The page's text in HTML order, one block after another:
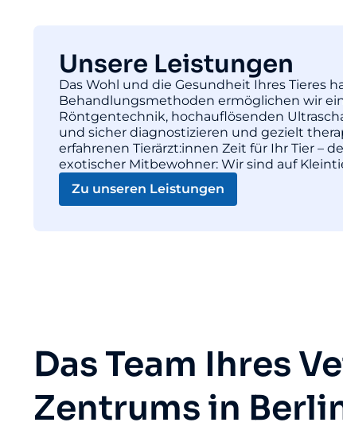
Unsere Leistungen
Das Wohl und die Gesundheit Ihres Tieres
Behandlungsmethoden ermöglichen wir
Röntgentechnik, hochauflösenden
und sicher diagnostizieren und gezielt
erfahrenen Tierärzt:innen Zeit für Ihr Tier –
exotischer Mitbewohner: Wir sind auf
Zu unseren Leistungen
Das Team Ihres
Zentrums in